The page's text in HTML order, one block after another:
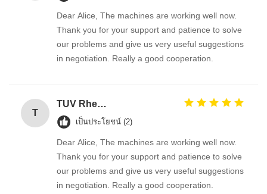
Dear Alice, The machines are working well now.
Thank you for your support and patience to solve
our problems and give us very useful suggestions
in negotiation. Really a good cooperation.
T
TUV Rheinland
เป็นประโยชน์ (2)
Dear Alice, The machines are working well now.
Thank you for your support and patience to solve
our problems and give us very useful suggestions
in negotiation. Really a good cooperation.